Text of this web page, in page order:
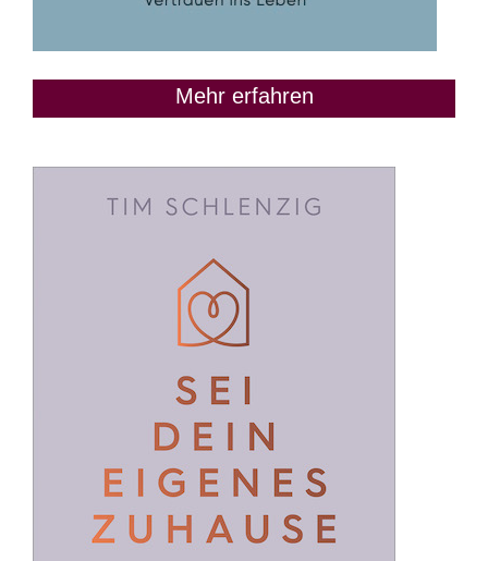
Mehr erfahren